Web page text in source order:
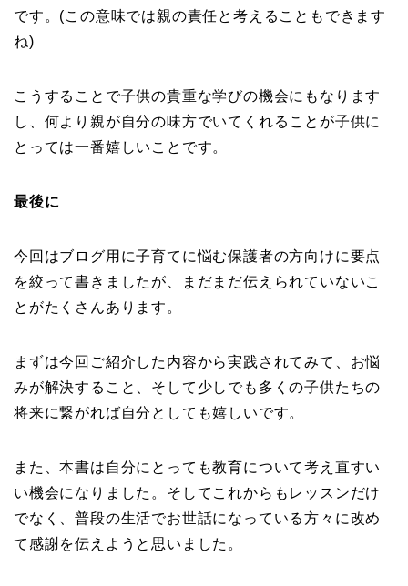
です。(この意味では親の責任と考えることもできます
ね)
こうすることで子供の貴重な学びの機会にもなります
し、何より親が自分の味方でいてくれることが子供に
とっては一番嬉しいことです。
最後に
今回はブログ用に子育てに悩む保護者の方向けに要点
を絞って書きましたが、まだまだ伝えられていないこ
とがたくさんあります。
まずは今回ご紹介した内容から実践されてみて、お悩
みが解決すること、そして少しでも多くの子供たちの
将来に繋がれば自分としても嬉しいです。
また、本書は自分にとっても教育について考え直すい
い機会になりました。そしてこれからもレッスンだけ
でなく、普段の生活でお世話になっている方々に改め
て感謝を伝えようと思いました。